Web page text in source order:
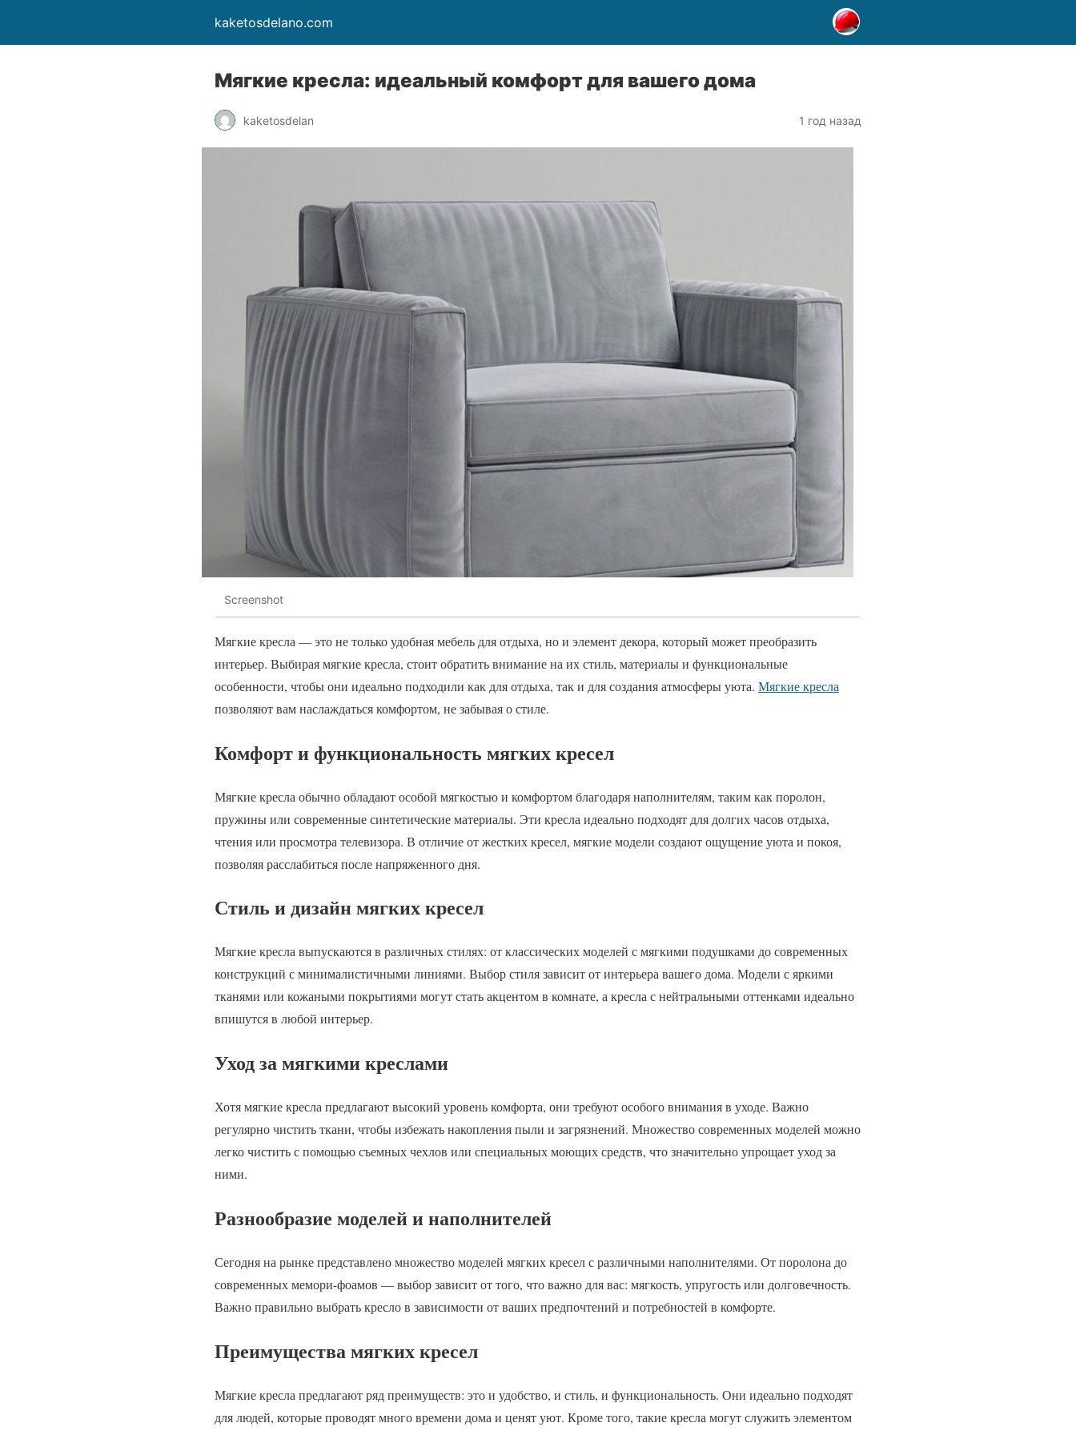
kaketosdelano.com
Мягкие кресла: идеальный комфорт для вашего дома
kaketosdelan 1 год назад
Screenshot
Мягкие кресла — это не только удобная мебель для отдыха, но и элемент декора, который может преобразить
интерьер. Выбирая мягкие кресла, стоит обратить внимание на их стиль, материалы и функциональные
особенности, чтобы они идеально подходили как для отдыха, так и для создания атмосферы уюта. Мягкие кресла
позволяют вам наслаждаться комфортом, не забывая о стиле.
Комфорт и функциональность мягких кресел
Мягкие кресла обычно обладают особой мягкостью и комфортом благодаря наполнителям, таким как поролон,
пружины или современные синтетические материалы. Эти кресла идеально подходят для долгих часов отдыха,
чтения или просмотра телевизора. В отличие от жестких кресел, мягкие модели создают ощущение уюта и покоя,
позволяя расслабиться после напряженного дня.
Стиль и дизайн мягких кресел
Мягкие кресла выпускаются в различных стилях: от классических моделей с мягкими подушками до современных
конструкций с минималистичными линиями. Выбор стиля зависит от интерьера вашего дома. Модели с яркими
тканями или кожаными покрытиями могут стать акцентом в комнате, а кресла с нейтральными оттенками идеально
впишутся в любой интерьер.
Уход за мягкими креслами
Хотя мягкие кресла предлагают высокий уровень комфорта, они требуют особого внимания в уходе. Важно
регулярно чистить ткани, чтобы избежать накопления пыли и загрязнений. Множество современных моделей можно
легко чистить с помощью съемных чехлов или специальных моющих средств, что значительно упрощает уход за
ними.
Разнообразие моделей и наполнителей
Сегодня на рынке представлено множество моделей мягких кресел с различными наполнителями. От поролона до
современных мемори-фоамов — выбор зависит от того, что важно для вас: мягкость, упругость или долговечность.
Важно правильно выбрать кресло в зависимости от ваших предпочтений и потребностей в комфорте.
Преимущества мягких кресел
Мягкие кресла предлагают ряд преимуществ: это и удобство, и стиль, и функциональность. Они идеально подходят
для людей, которые проводят много времени дома и ценят уют. Кроме того, такие кресла могут служить элементом